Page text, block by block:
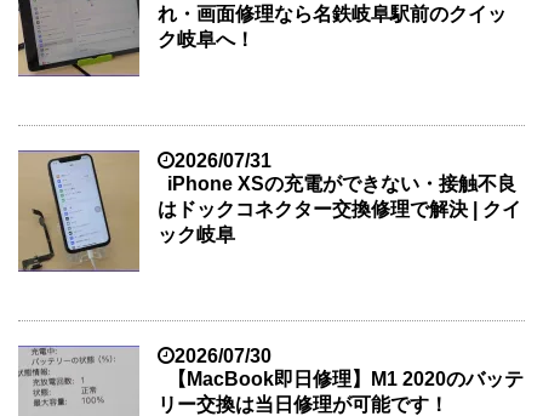
れ・画面修理なら名鉄岐阜駅前のクイッ
ク岐阜へ！
2026/07/31
iPhone XSの充電ができない・接触不良
はドックコネクター交換修理で解決 | クイ
ック岐阜
2026/07/30
【MacBook即日修理】M1 2020のバッテ
リー交換は当日修理が可能です！